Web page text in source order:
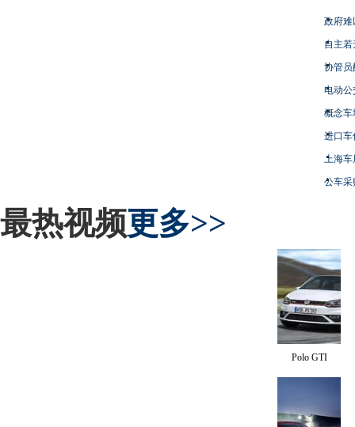
政府难
自主
协管员
电动
概念车
进口车
上海
公车采
最热视频更多>>
Polo GTI